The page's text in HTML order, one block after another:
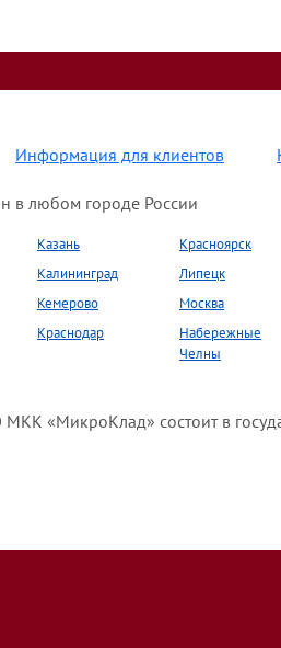
Информация для клиентов
в любом городе России
Казань
Калининград
Кемерово
Краснодар
Красноярск
Липецк
Москва
Набережные
Челны
«МикроКлад» состоит в